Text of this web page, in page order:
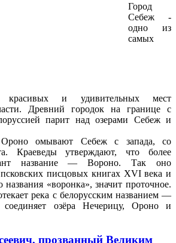
Город
Себеж -
одно из
самых
красивых и удивительных мест
Древний городок на границе с
парит над озерами Себеж и
омывают Себеж с запада, со
Краеведы утверждают, что более
название — Вороно. Так оно
писцовых книгах XVI века и
названия «воронка», значит проточное.
река с белорусским названием —
озёра Нечерицу, Ороно и
прозванный Великим